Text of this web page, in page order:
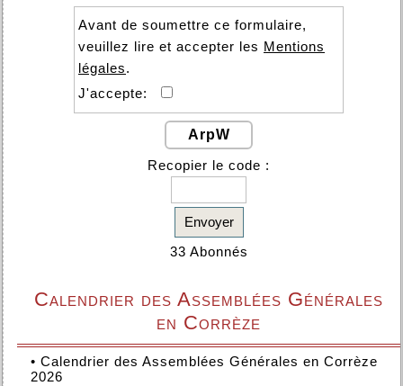
Avant de soumettre ce formulaire,
veuillez lire et accepter les Mentions
légales.
J'accepte:
ArpW
Recopier le code :
Envoyer
33 Abonnés
Calendrier des Assemblées Générales
en Corrèze
• Calendrier des Assemblées Générales en Corrèze
2026